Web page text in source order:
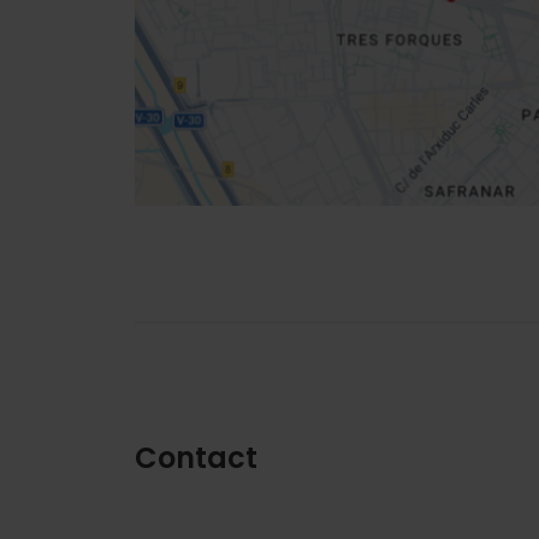
Routebeschrijving
Contact